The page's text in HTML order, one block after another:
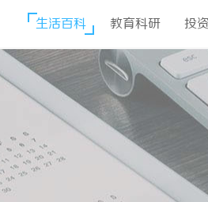
生活百科 教育科研 投